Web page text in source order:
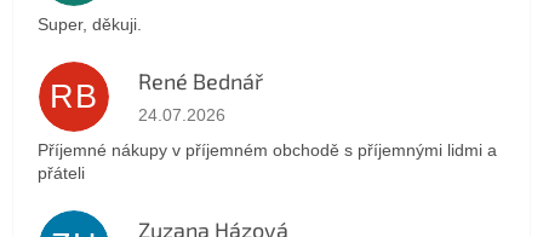
Super, děkuji.
RB René Bednář
Die Shop-Bewertung beträgt 5 von 5 Sternen.
24.07.2026
Příjemné nákupy v příjemném obchodě s příjemnými lidmi a
přáteli
Zuzana Házová